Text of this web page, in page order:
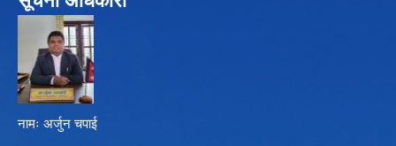
नामः अर्जुन चपाई